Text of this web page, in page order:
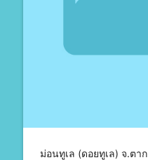
ม่อนทูเล (ดอยทูเล) จ.ตาก